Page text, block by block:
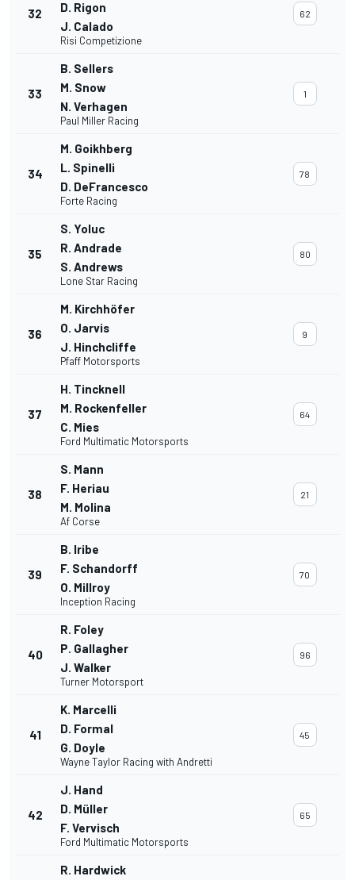
32
D. Rigon
J. Calado
Risi Competizione
62
33
B. Sellers
M. Snow
N. Verhagen
Paul Miller Racing
1
34
M. Goikhberg
L. Spinelli
D. DeFrancesco
Forte Racing
78
35
S. Yoluc
R. Andrade
S. Andrews
Lone Star Racing
80
36
M. Kirchhöfer
O. Jarvis
J. Hinchcliffe
Pfaff Motorsports
9
37
H. Tincknell
M. Rockenfeller
C. Mies
Ford Multimatic Motorsports
64
38
S. Mann
F. Heriau
M. Molina
Af Corse
21
39
B. Iribe
F. Schandorff
O. Millroy
Inception Racing
70
40
R. Foley
P. Gallagher
J. Walker
Turner Motorsport
96
41
K. Marcelli
D. Formal
G. Doyle
Wayne Taylor Racing with Andretti
45
42
J. Hand
D. Müller
F. Vervisch
Ford Multimatic Motorsports
65
R. Hardwick